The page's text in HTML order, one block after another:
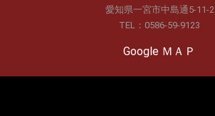
愛知県一宮市中島通5-11-2
TEL：0586-59-9123
Google ＭＡＰ